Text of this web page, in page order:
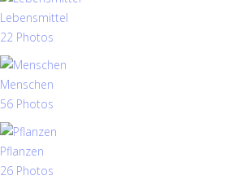
Lebensmittel
22 Photos
Menschen
56 Photos
Pflanzen
26 Photos